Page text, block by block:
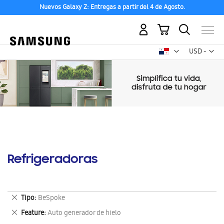
Nuevos Galaxy Z: Entregas a partir del 4 de Agosto.
USD -
dólar
Mi carrito
Refrigeradoras
Tipo BeSpoke
Eliminar
este
artículo
Feature Auto generador de hielo
Eliminar